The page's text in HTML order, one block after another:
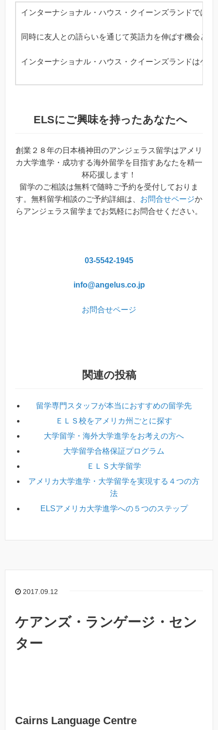
インターナショナル・ハウス・クイーンズランドでは
同時に友人との語らいを通じて英語力を伸ばす機会と
インターナショナル・ハウス・クイーンズランドはケ
ELSにご興味を持ったあなたへ
創業２８年の日本橋神田のアンジェラス留学はアメリ
カ大学進学・成功する海外留学を目指すあなたを精一
杯応援します！
留学のご相談は無料で随時ご予約を受付しておりま
す。無料留学相談のご予約詳細は、 お問合せページか
らアンジェラス留学までお気軽にお問合せください。
03-5542-1945
info@angelus.co.jp
お問合せページ
関連の投稿
留学専門スタッフが本当におすすめの留学先
ＥＬＳ校をアメリカ州ごとに探す
大学留学・海外大学進学をお考えの方へ
大学留学合格保証プログラム
ＥＬＳ大学留学
アメリカ大学進学・大学留学を実現する４つの方
法
ELSアメリカ大学進学への５つのステップ
2017.09.12
ケアンズ・ランゲージ・セン
ター
Cairns Language Centre